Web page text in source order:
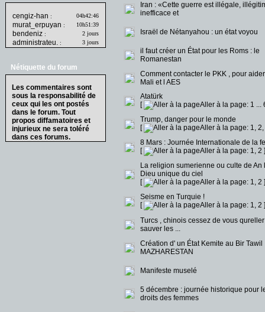
cengiz-han : 04h42:46
murat_erpuyan : 10h51:39
bendeniz : 2 jours
administrateu. : 3 jours
Nétiquette du forum
Les commentaires sont
sous la responsabilité de
ceux qui les ont postés
dans le forum. Tout
propos diffamatoires et
injurieux ne sera toléré
dans ces forums.
Iran : «Cette guerre est illégale,
inefficace et
Israël de Nétanyahou : un état voyou
il faut créer un État pour les Roms : le
Romanestan
Comment contacter le PKK , pour
Mali et l AES
Atatürk
[
Aller à la page: 1 ...
Trump, danger pour le monde
[
Aller à la page: 1, 2,
8 Mars : Journée Internationale de la
[
Aller à la page: 1, 2 ]
La religion sumerienne ou culte de An
Dieu unique du ciel
[
Aller à la page: 1, 2 ]
Seisme en Turquie !
[
Aller à la page: 1, 2 ]
Turcs , chinois cessez de vous
sauver les ...
Création d' un État Kemite au Bir Tawil
MAZHARESTAN
Manifeste muselé
5 décembre : journée historique pour
droits des femmes